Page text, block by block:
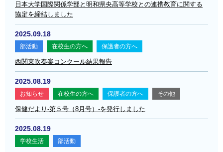
日本大学国際関係学部と明和県央高等学校との連携教育に関する
協定を締結しました
2025.09.18
部活動 在校生の方へ 保護者の方へ
西関東吹奏楽コンクール結果報告
2025.08.19
お知らせ 在校生の方へ 保護者の方へ その他
保健だより-第５号（8月号）-を発行しました
2025.08.19
学校生活 部活動